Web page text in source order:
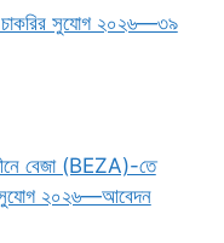
চাকরির সুযোগ ২০২৬—৩৯
বেজা (BEZA)-তে
সুযোগ ২০২৬—আবেদন